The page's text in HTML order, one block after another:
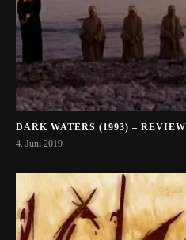
DARK WATERS (1993) – REVIEW
4. Juni 2019